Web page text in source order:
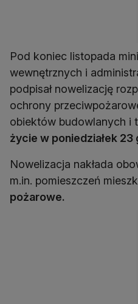
Pod koniec listopada
wewnętrznych i
podpisał nowelizację
ochrony
obiektów budowlanych i
życie w poniedziałek
Nowelizacja nakłada
m.in. pomieszczeń
pożarowe.